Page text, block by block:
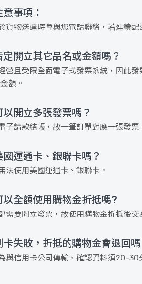
事項：
貨物送達時會與您電話聯絡，若連續配
開立其它品名或金額嗎？
營且受限全面電子式發票系統，因此
額。
開立多張發票嗎？
子請款結帳，故一筆訂單對應一張發票
運通卡、銀聯卡嗎？
法使用美國運通卡、銀聯卡。
以全額使用購物金折抵嗎?
需要開立發票，故使用購物金折抵後交
卡失敗，折抵的購物金會退回嗎
與信用卡公司傳輸、確認資料須20-